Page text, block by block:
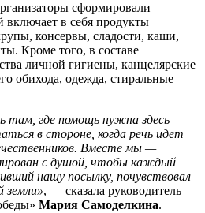
сформировали
включает в себя продукты
консервы, сладости, каши,
Кроме того, в составе
личной гигиены, канцелярские
обихода, одежда, стиральные
там, где помощь нужна здесь
в стороне, когда речь идет
Вместе мы —
с душой, чтобы каждый
нашу посылку, почувствовал
земли», — сказала руководитель
Мария Самоделкина.